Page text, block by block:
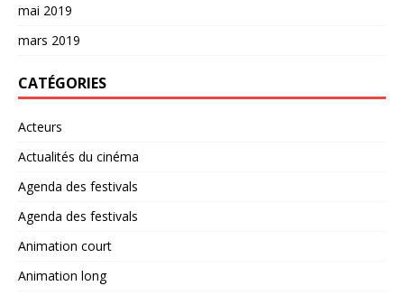
mai 2019
mars 2019
CATÉGORIES
Acteurs
Actualités du cinéma
Agenda des festivals
Agenda des festivals
Animation court
Animation long